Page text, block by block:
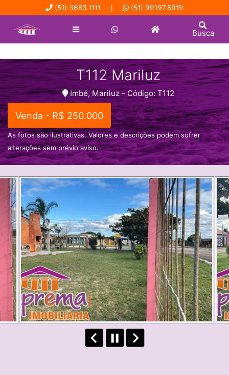
(51) 3683.1111 (51) 99197.8919
Busca
T112 Mariluz
Imbé, Mariluz - Código: T112
Venda - R$ 250.000
As fotos são ilustrativas. Valores e descrições podem sofrer
alterações sem prévio aviso.